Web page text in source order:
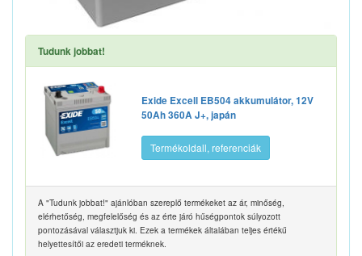
Tudunk jobbat!
Exide Excell EB504 akkumulátor, 12V
50Ah 360A J+, japán
Termékoldall, referenciák
A "Tudunk jobbat!" ajánlóban szereplő termékeket az ár, minőség,
elérhetőség, megfelelőség és az érte járó hűségpontok súlyozott
pontozásával választjuk ki. Ezek a termékek általában teljes értékű
helyettesítői az eredeti terméknek.